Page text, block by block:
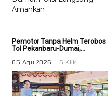
Pemotor Tanpa Helm Terobos
Tol Pekanbaru-Dumai,...
05 Agu 2026 6 Klik